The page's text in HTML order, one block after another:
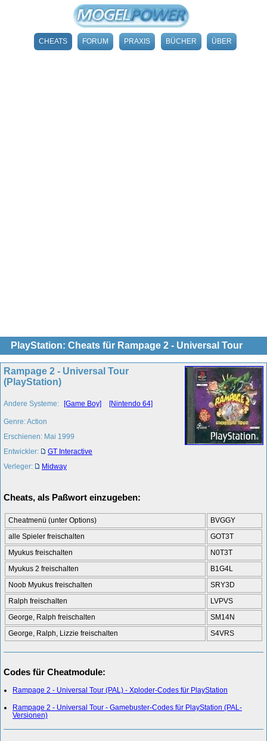
CHEATS FORUM PRAXIS BÜCHER ÜBER
PlayStation: Cheats für Rampage 2 - Universal Tour
Rampage 2 - Universal Tour
(PlayStation)
Andere Systeme: [Game Boy] [Nintendo 64]
Genre: Action
Erschienen: Mai 1999
Entwickler:
GT Interactive
Verleger:
Midway
Cheats, als Paßwort einzugeben:
Cheatmenü (unter Options)
BVGGY
alle Spieler freischalten
GOT3T
Myukus freischalten
N0T3T
Myukus 2 freischalten
B1G4L
Noob Myukus freischalten
SRY3D
Ralph freischalten
LVPVS
George, Ralph freischalten
SM14N
George, Ralph, Lizzie freischalten
S4VRS
Codes für Cheatmodule:
Rampage 2 - Universal Tour (PAL) - Xploder-Codes für PlayStation
Rampage 2 - Universal Tour - Gamebuster-Codes für PlayStation (PAL-
Versionen)